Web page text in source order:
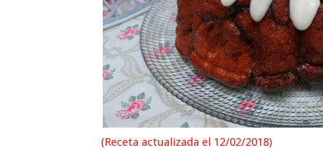
(Receta actualizada el 12/02/2018)